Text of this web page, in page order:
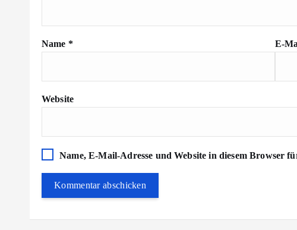
Name * E-
Website
Name, E-Mail-Adresse und Website in diesem Browser